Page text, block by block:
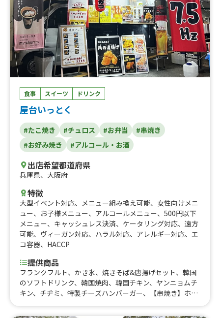
食事 スイーツ ドリンク
屋台いっとく
#たこ焼き #チュロス #お弁当
#串焼き
#お好み焼き
#アルコール・お酒
出店希望都道府県
兵庫県、 大阪府
特徴
大型イベント対応、 メニュー組み換え可能、 女性向けメニ
ュー、 お子様メニュー、 アルコールメニュー、 500円以下
メニュー、 キャッシュレス決済、 ケータリング対応、 遠方
可能、 ヴィーガン対応、 ハラル対応、 アレルギー対応、 エ
コ容器、 HACCP
提供商品
フランクフルト、かき氷、焼きそば&唐揚げセット、韓国
のソフトドリンク、韓国焼肉、韓国チキン、ヤンニョムチ
キン、チヂミ、特製チーズハンバーガー、【串焼き】ホタ